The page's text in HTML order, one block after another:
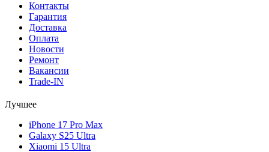
Контакты
Гарантия
Доставка
Оплата
Новости
Ремонт
Вакансии
Trade-IN
Лучшее
iPhone 17 Pro Max
Galaxy S25 Ultra
Xiaomi 15 Ultra